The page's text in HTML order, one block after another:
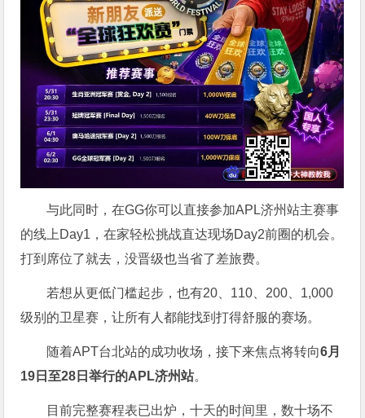
与此同时，在GG你可以直接参加APL济州站主赛事
的线上Day1，在家轻松挑战直达现场Day2前圈的机会。
打到席位了就去，没晋级也当省了差旅费。
若想从更低门槛起步，也有20、110、200、1,000
级别的卫星赛，让所有人都能找到打得舒服的赛场。
随着APT台北站的成功收场，接下来焦点将转向6月
19 日至28 日举行的APL济州站。
目前完整赛程表已出炉，十天的时间里，数十场不